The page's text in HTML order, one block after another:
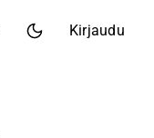
Kirjaudu